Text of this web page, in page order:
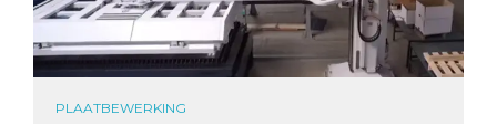
PLAATBEWERKING